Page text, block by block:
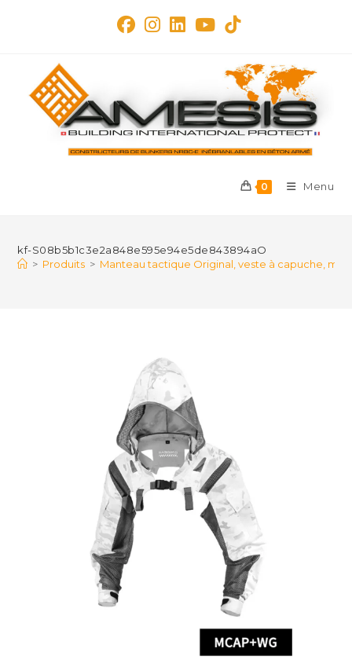
0 Menu
kf-S08b5b1c3e2a848e595e94e5de843894aO
> Produits > Manteau tactique Original, veste à capuche,